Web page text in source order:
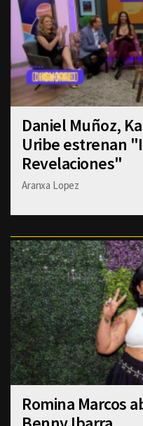
Daniel Muñoz,
Uribe estrenan
Revelaciones"
Aranxa Lopez
Romina Marcos